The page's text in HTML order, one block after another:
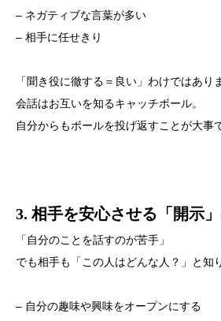
– ネガティブな言葉が多い
– 相手に任せきり
「聞き役に徹する＝良い」わけではあり
会話はお互いを知るキャッチボール。
自分からもボールを投げ返すことが大事
3. 相手を安心させる「開示
「自分のことを話すのが苦手」
でも相手も「この人はどんな人？」と知
– 自分の趣味や興味をオープンにする